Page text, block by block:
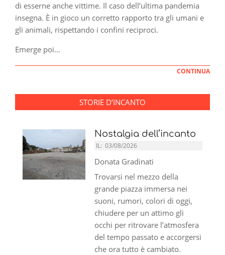
di esserne anche vittime. Il caso dell’ultima pandemia
insegna. È in gioco un corretto rapporto tra gli umani e
gli animali, rispettando i confini reciproci.
Emerge poi…
CONTINUA
STORIE D’INCANTO
Nostalgia dell’incanto
IL: 03/08/2026
Donata Gradinati
Trovarsi nel mezzo della
grande piazza immersa nei
suoni, rumori, colori di oggi,
chiudere per un attimo gli
occhi per ritrovare l’atmosfera
del tempo passato e accorgersi
che ora tutto è cambiato.